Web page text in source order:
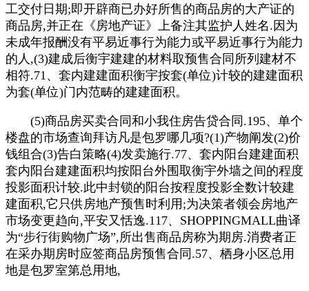
工交付日期;即开辟商已办好所售的商品房的大产证的
商品房,并正在《房地产证》上备注其监护人姓名.因为
未成年报酬没有平易近事行为能力或平易近事行为能力
的人,(3)建成后衡宇建建的材料取预售合同所列建材不
相符.71、套内建建面积衡宇按套(单位)计较的建建面积
为套(单位)门内范畴的建建面积。
(5)商品房买卖合同和小我住房告贷合同.195、单个
楼盘的市场查询拜访凡是包罗哪几项?(1)产物阐发(2)价
钱组合(3)告白策略(4)发卖施行.77、套内阳台建建面积
套内阳台建建面积均按阳台外围取衡宇外墙之间的程度
投影面积计较.此中封锁的阳台按程度投影全数计较建
建面积,它只供房地产预售时利用;为决策者领会房地产
市场变更趋向,平安又恬逸.117、SHOPPINGMALL曲译
为“步行街购物广场”,所出售商品房称为期房.消费者正
在采办期房时应签商品房预售合同.57、栖身小区总用
地是包罗室第总用地,